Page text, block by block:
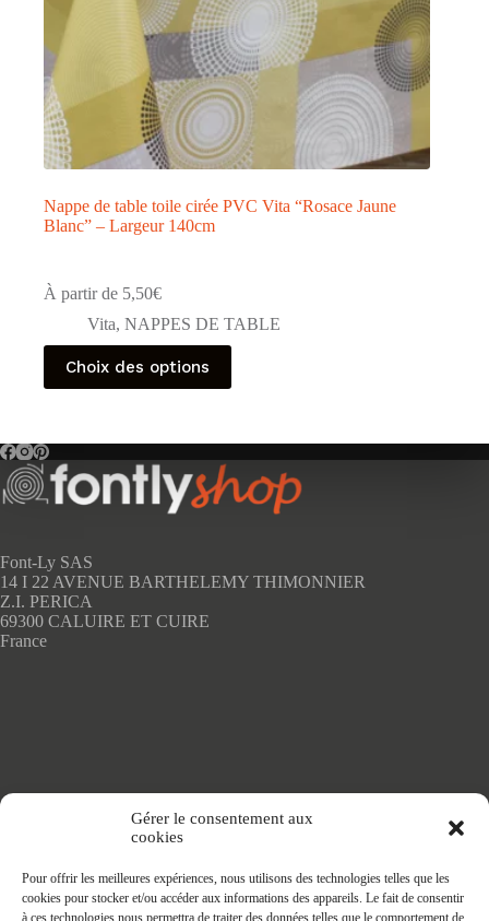
Gérer le consentement aux
cookies
Pour offrir les meilleures expériences, nous utilisons des technologies telles que les
cookies pour stocker et/ou accéder aux informations des appareils. Le fait de consentir
à ces technologies nous permettra de traiter des données telles que le comportement de
Nappe de table toile cirée PVC Vita “Rosace Jaune
Blanc” – Largeur 140cm
À partir de 5,50€
Vita, NAPPES DE TABLE
Choix des options
Ce
produit
a
Les
options
peuvent
être
la
page
du
produit
Font-Ly SAS
14 I 22 AVENUE BARTHELEMY THIMONNIER
Z.I. PERICA
69300 CALUIRE ET CUIRE
France
Adhésifs SANS PVC
Nappes
Protège Table
Nappes SANS PVC